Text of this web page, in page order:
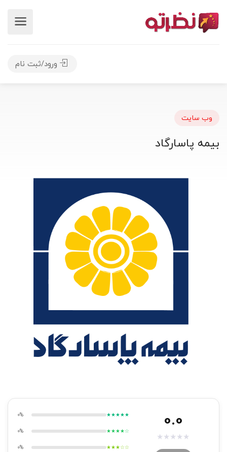
ورود/ثبت نام
وب سایت
بیمه پاسارگاد
0.0
★
★
★
★
★
★★★★★
0%
★★★★☆
0%
★★★☆☆
0%